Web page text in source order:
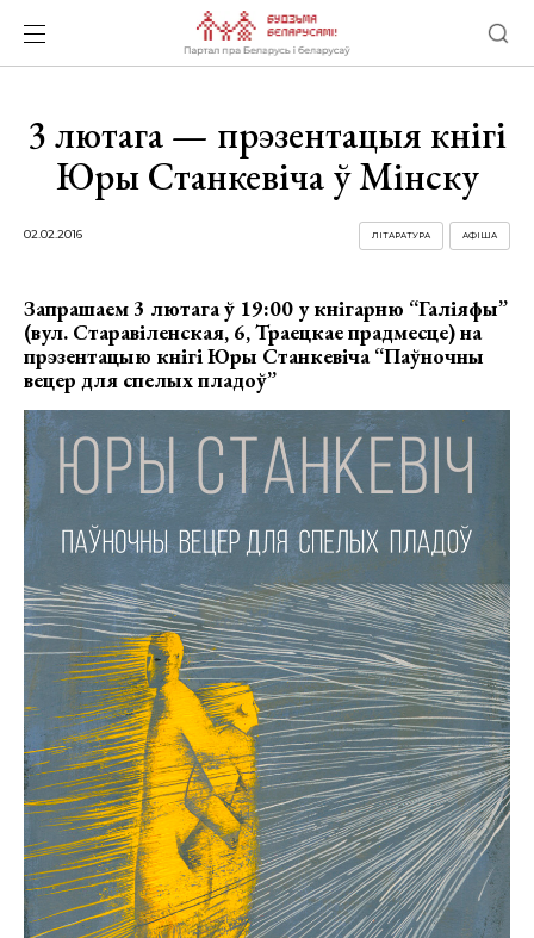
3 лютага — прэзентацыя кнігі
Юры Станкевіча ў Мінску
02.02.2016 АФІША
ЛІТАРАТУРА
Запрашаем 3 лютага ў 19:00 у кнігарню “Галіяфы”
(вул. Старавіленская, 6, Траецкае прадмесце) на
прэзентацыю кнігі Юры Станкевіча “Паўночны
вецер для спелых пладоў”